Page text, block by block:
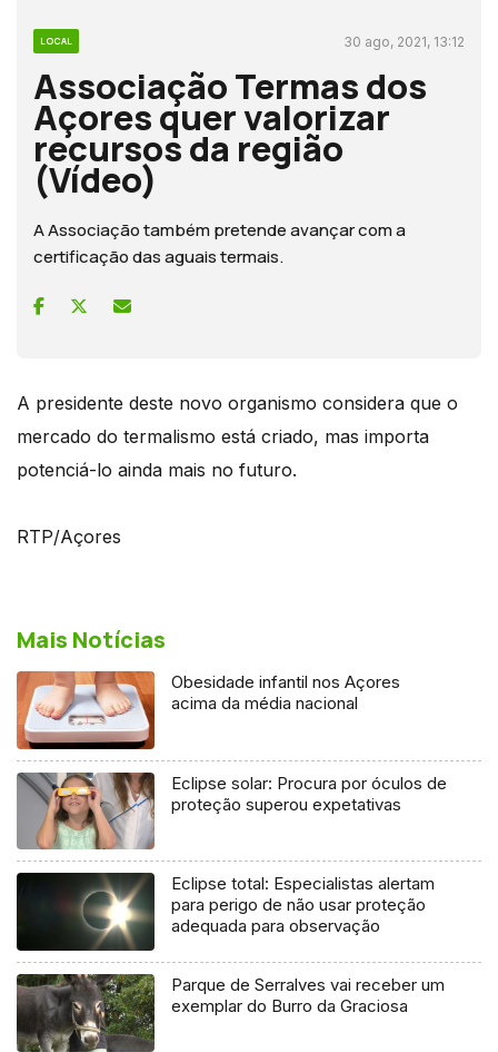
LOCAL 30 ago, 2021, 13:12
Associação Termas dos
Açores quer valorizar
recursos da região
(Vídeo)
A Associação também pretende avançar com a
certificação das aguais termais.
A presidente deste novo organismo considera que o
mercado do termalismo está criado, mas importa
potenciá-lo ainda mais no futuro.
RTP/Açores
Mais Notícias
Obesidade infantil nos Açores
acima da média nacional
Eclipse solar: Procura por óculos de
proteção superou expetativas
Eclipse total: Especialistas alertam
para perigo de não usar proteção
adequada para observação
Parque de Serralves vai receber um
exemplar do Burro da Graciosa